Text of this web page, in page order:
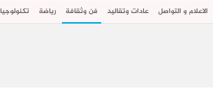
الاعلام و التواصل عادات وتقاليد فن وثقافة رياضة تكنولوجيا